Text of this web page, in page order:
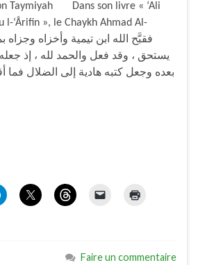
Taymiyah Dans son livre « ‘Ali
l-‘Ârifin », le Chaykh Ahmad Al-
يستحق ، وقد فعل والحمد لله ، إذ
بعده وجعل كتبه هادية إلى الضلال فما
Faire un commentaire